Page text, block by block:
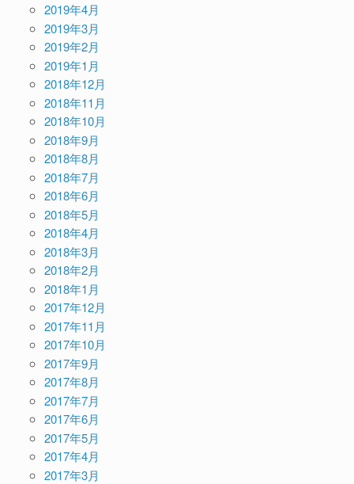
2019年4月
2019年3月
2019年2月
2019年1月
2018年12月
2018年11月
2018年10月
2018年9月
2018年8月
2018年7月
2018年6月
2018年5月
2018年4月
2018年3月
2018年2月
2018年1月
2017年12月
2017年11月
2017年10月
2017年9月
2017年8月
2017年7月
2017年6月
2017年5月
2017年4月
2017年3月